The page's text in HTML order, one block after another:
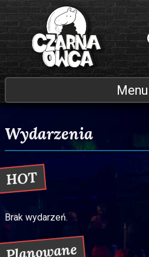
Przejdź do treści
Klub muzyczny Czarna Owca
Menu
Wydarzenia
HOT
Brak wydarzeń.